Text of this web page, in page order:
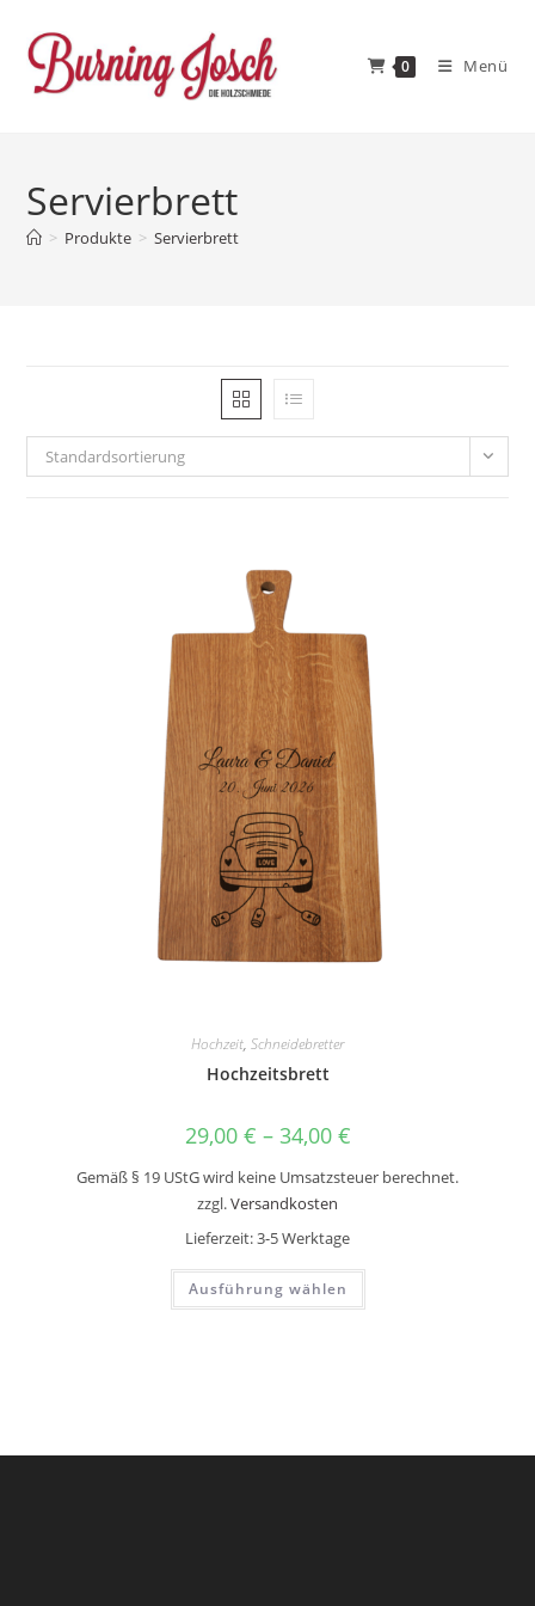
Inhalt
springen
0 Menü
Servierbrett
> Produkte > Servierbrett
Standardsortierung
Hochzeit, Schneidebretter
Hochzeitsbrett
29,00 € – 34,00 €
Gemäß § 19 UStG wird keine Umsatzsteuer berechnet.
zzgl.Versandkosten
Lieferzeit:3-5 Werktage
Ausführung wählen
Dieses
weist
Produktseite